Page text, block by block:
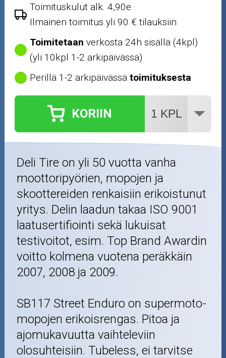
Toimituskulut alk. 4,90e
Ilmainen toimitus yli 90 € tilauksiin
Toimitetaan verkosta 24h sisällä (4kpl)
(yli 10kpl 1-2 arkipäivässä)
Perillä 1-2 arkipäivässätoimituksesta
KORIIN
Deli Tire on yli 50 vuotta vanha
moottoripyörien, mopojen ja
skoottereiden renkaisiin erikoistunut
yritys. Delin laadun takaa ISO 9001
laatusertifiointi sekä lukuisat
testivoitot, esim. Top Brand Awardin
voitto kolmena vuotena peräkkäin
2007, 2008 ja 2009.
SB117 Street Enduro on supermoto-
mopojen erikoisrengas. Pitoa ja
ajomukavuutta vaihteleviin
olosuhteisiin. Tubeless, ei tarvitse